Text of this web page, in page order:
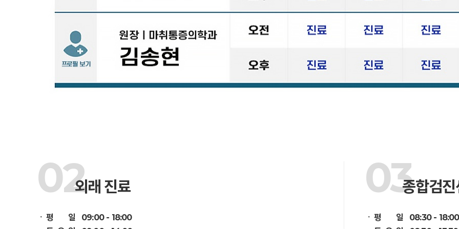
02외래 진료
ㆍ 평 일 09:00 - 18:00
03종합검
ㆍ 평 일 08:30 - 18:00